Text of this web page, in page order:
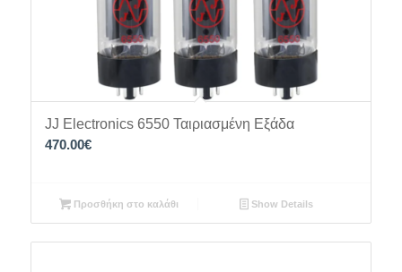
JJ Electronics 6550 Ταιριασμένη Εξάδα
470.00€
Προσθήκη στο καλάθι Show Details